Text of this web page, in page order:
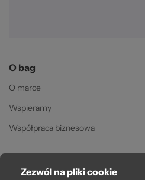
O bag
O marce
Wspieramy
Współpraca biznesowa
Zezwól na pliki cookie